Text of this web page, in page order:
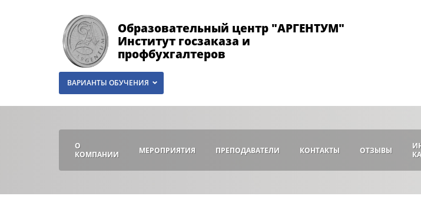
Образовательный центр "АРГЕНТУМ"
Институт госзаказа и
профбухгалтеров
ВАРИАНТЫ ОБУЧЕНИЯ
О
КОМПАНИИ
МЕРОПРИЯТИЯ ПРЕПОДАВАТЕЛИ КОНТАКТЫ ОТЗЫВЫ